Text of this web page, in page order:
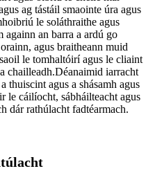
ag tástáil smaointe úra agus
le soláthraithe agus
againn an barra a ardú go
agus braitheann muid
le tomhaltóirí agus le cliaint
chailleadh.Déanaimid iarracht
thuiscint agus a shásamh agus
le cáilíocht, sábháilteacht agus
dár rathúlacht fadtéarmach.